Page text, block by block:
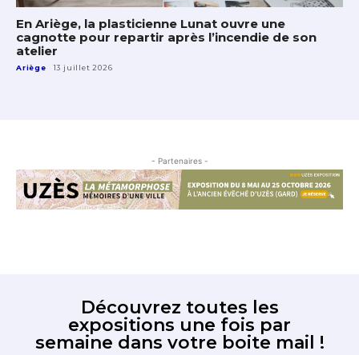
En Ariège, la plasticienne Lunat ouvre une
cagnotte pour repartir après l’incendie de son
atelier
Ariège 13 juillet 2026
- Partenaires -
Découvrez toutes les
expositions une fois par
semaine dans votre boite mail !